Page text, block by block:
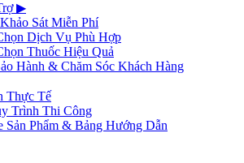
▶
Sát Miễn Phí
Dịch Vụ Phù Hợp
Thuốc Hiệu Quả
Hành & Chăm Sóc Khách Hàng
Thực Tế
Trình Thi Công
Sản Phẩm & Bảng Hướng Dẫn